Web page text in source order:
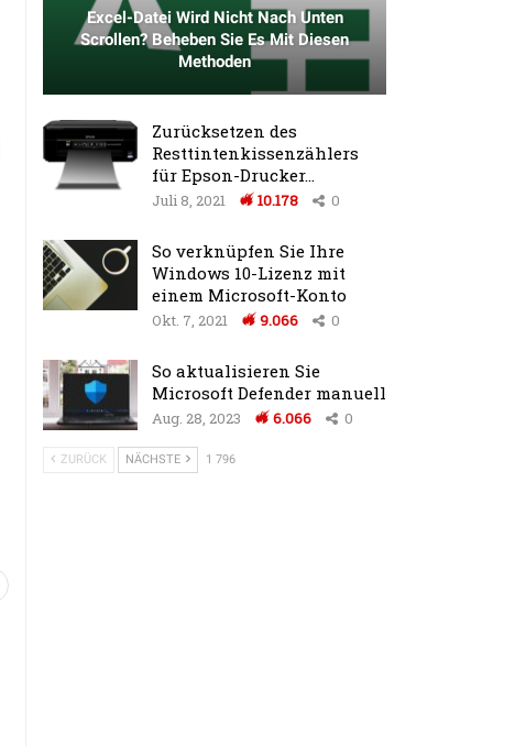
Excel-Datei Wird Nicht Nach Unten
Scrollen? Beheben Sie Es Mit Diesen
Methoden
Zurücksetzen des
Resttintenkissenzählers
für Epson-Drucker…
Juli 8, 2021 10.178 0
So verknüpfen Sie Ihre
Windows 10-Lizenz mit
einem Microsoft-Konto
Okt. 7, 2021 9.066 0
So aktualisieren Sie
Microsoft Defender manuell
Aug. 28, 2023 6.066 0
ZURÜCK NÄCHSTE 1 796